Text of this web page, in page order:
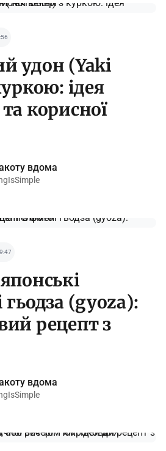
удон (Yaki
ідея
корисної
вдома
гьодза (gyoza):
рецепт з
вдома